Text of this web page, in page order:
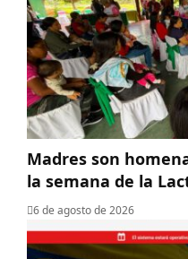
Madres son
la semana de la
6 de agosto de 2026